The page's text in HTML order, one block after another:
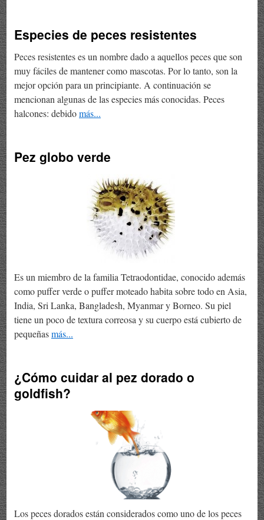
Especies de peces resistentes
Peces resistentes es un nombre dado a aquellos peces que son
muy fáciles de mantener como mascotas. Por lo tanto, son la
mejor opción para un principiante. A continuación se
mencionan algunas de las especies más conocidas. Peces
halcones: debidomás...
Pez globo verde
Es un miembro de la familia Tetraodontidae, conocido además
como puffer verde o puffer moteado habita sobre todo en Asia,
India, Sri Lanka, Bangladesh, Myanmar y Borneo. Su piel
tiene un poco de textura correosa y su cuerpo está cubierto de
pequeñasmás...
¿Cómo cuidar al pez dorado o
goldfish?
Los peces dorados están considerados como uno de los peces